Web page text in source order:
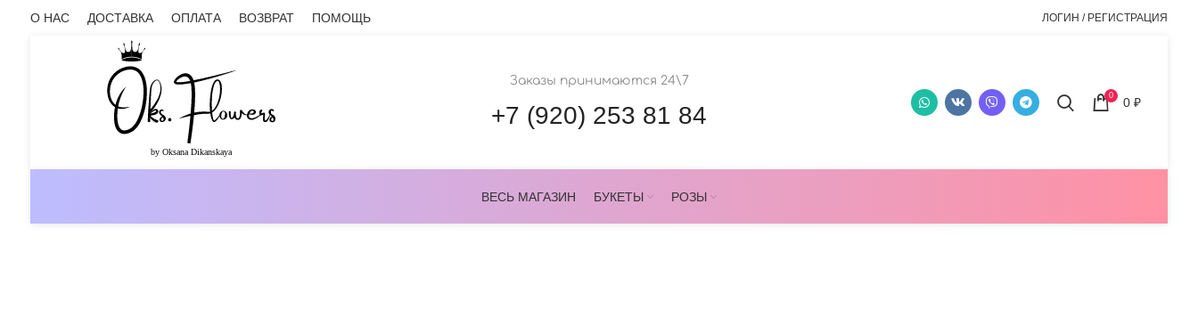
О НАС ДОСТАВКА ОПЛАТА ВОЗВРАТ ПОМОЩЬ ЛОГИН / РЕГИСТРАЦИЯ
Заказы принимаются 24\7
+7 (920) 253 81 84
0 0₽
ВЕСЬ МАГАЗИН БУКЕТЫ РОЗЫ